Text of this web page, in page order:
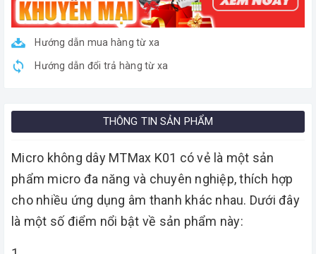
Hướng dẫn mua hàng từ xa
Hướng dẫn đổi trả hàng từ xa
THÔNG TIN SẢN PHẨM
Micro không dây MTMax K01 có vẻ là một sản
phẩm micro đa năng và chuyên nghiệp, thích hợp
cho nhiều ứng dụng âm thanh khác nhau. Dưới đây
là một số điểm nổi bật về sản phẩm này: